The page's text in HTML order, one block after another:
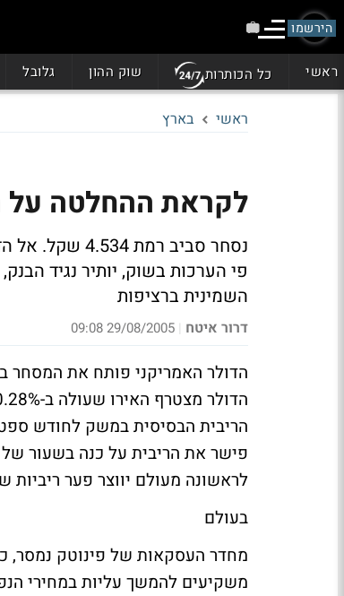
הירשמו
ראשי כל הכותרות שוק ההון גלובל
ראשי בארץ
לקראת ההחלטה על
השמינית ברציפות
דרור איטח |
29/08/2005 09:08
לראשונה מעולם יווצר פער ריביות
בעולם
מחדר העסקאות של פינוטק נמסר,